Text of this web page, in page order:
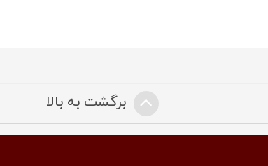
برگشت به بالا